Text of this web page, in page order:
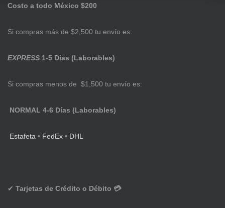
Costo a todo México $200
Si compras más de $2,500 tu envío es:
EXPRESS 1-5 Días (Laborables)
Si compras menos de $1,500 tu envío es:
NORMAL 4-6 Días (Laborables)
Estafeta • FedEx • DHL
✔ Tarjetas de Crédito o Débito 💳